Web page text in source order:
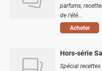
parfums,
de l'été...
Acheter
Hors-série
Spécial recettes